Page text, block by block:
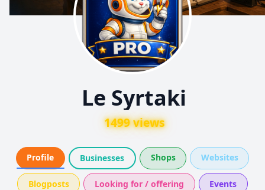
Le Syrtaki
1499 views
Profile Businesses Shops Websites
Blogposts Looking for / offering Events